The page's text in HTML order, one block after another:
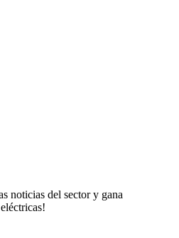
noticias del sector y gana